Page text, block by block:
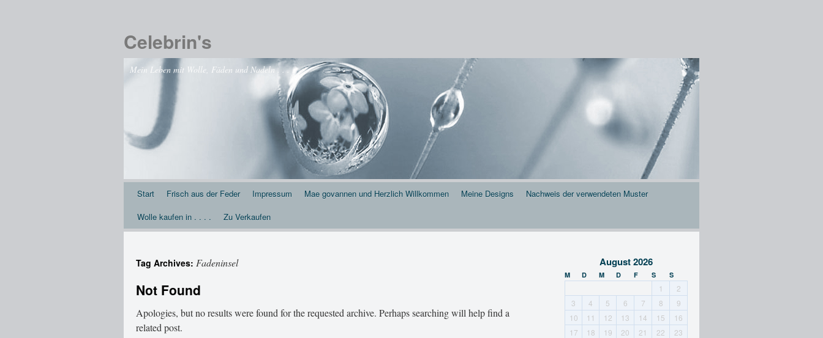
Celebrin's
Mein Leben mit Wolle, Fäden und Nadeln . . . .
Start Frisch aus der Feder Impressum Mae govannen und Herzlich Willkommen Meine Designs
Nachweis der verwendeten Muster
Wolle kaufen in . . . .
Zu Verkaufen
Tag Archives: Fadeninsel
Not Found
Apologies, but no results were found for the requested archive. Perhaps searching will help find a
related post.
August 2026
M D M D F S S
1
2
3
4 5 6 7 8
9
10
11 12 13 14 15
16
17
18 19 20 21 22
23